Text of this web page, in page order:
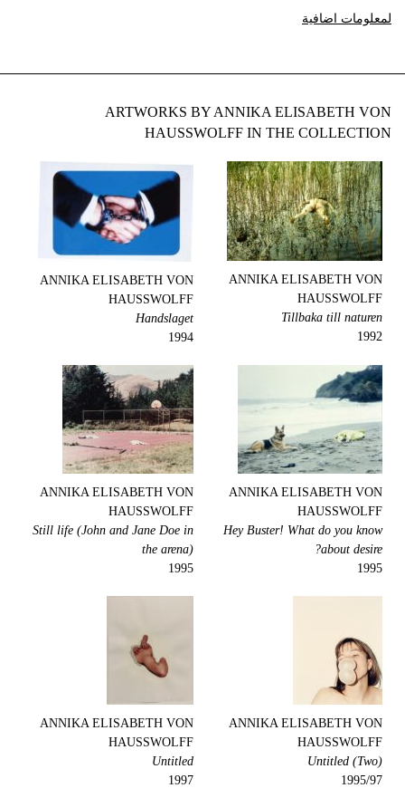
لمعلومات اضافية
ARTWORKS BY ANNIKA ELISABETH VON
HAUSSWOLFF IN THE COLLECTION
ANNIKA ELISABETH VON
HAUSSWOLFF
Tillbaka till naturen
1992
ANNIKA ELISABETH VON
HAUSSWOLFF
Handslaget
1994
ANNIKA ELISABETH VON
HAUSSWOLFF
Hey Buster! What do you know
about desire?
1995
ANNIKA ELISABETH VON
HAUSSWOLFF
Still life (John and Jane Doe in
the arena)
1995
ANNIKA ELISABETH VON
HAUSSWOLFF
Untitled (Two)
1995/97
ANNIKA ELISABETH VON
HAUSSWOLFF
Untitled
1997